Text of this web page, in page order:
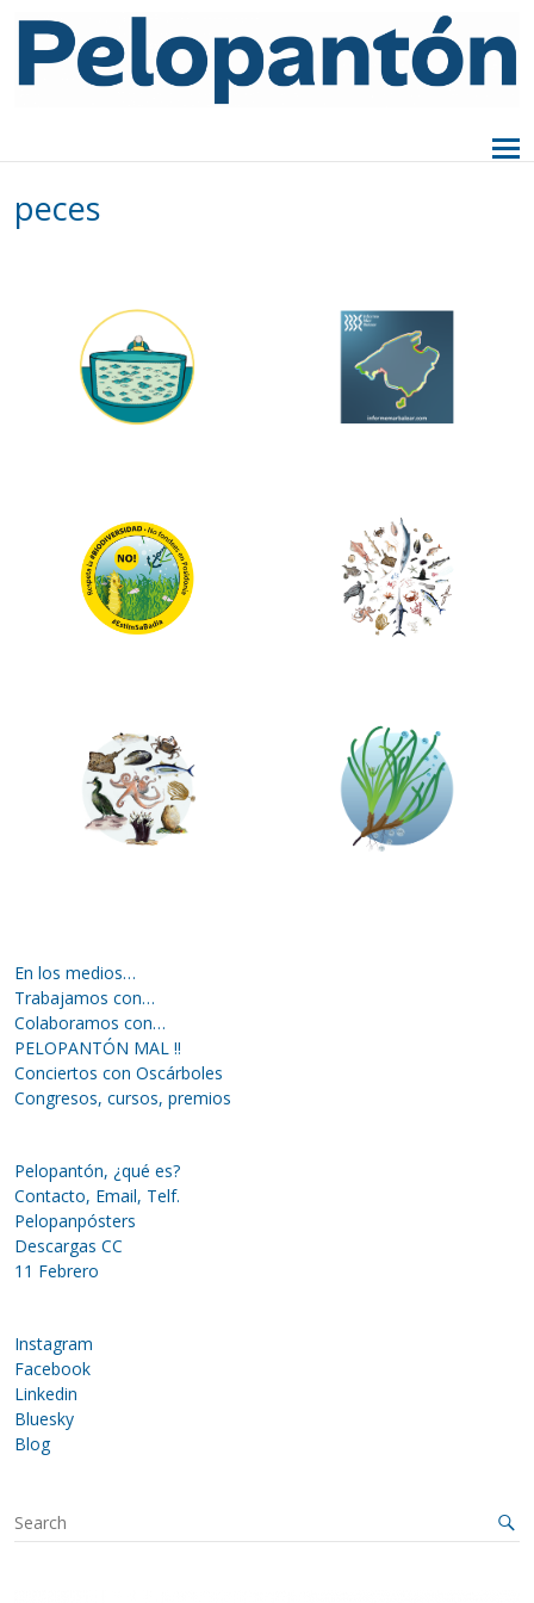
peces
En los medios…
Trabajamos con…
Colaboramos con…
PELOPANTÓN MAL !!
Conciertos con Oscárboles
Congresos, cursos, premios
Pelopantón, ¿qué es?
Contacto, Email, Telf.
Pelopanpósters
Descargas CC
11 Febrero
Instagram
Facebook
Linkedin
Bluesky
Blog
S
e